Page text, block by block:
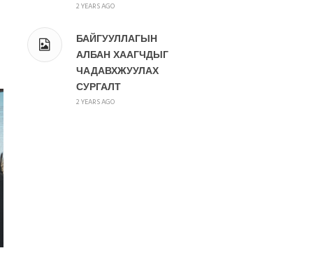
2 YEARS AGO
БАЙГУУЛЛАГЫН
АЛБАН ХААГЧДЫГ
ЧАДАВХЖУУЛАХ
СУРГАЛТ
2 YEARS AGO